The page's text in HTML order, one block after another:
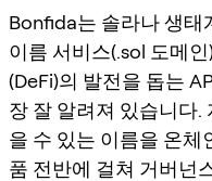
Bonfida는 솔라나 생태
이름 서비스(.sol 도메
(DeFi)의 발전을 돕는
장 잘 알려져 있습니다.
을 수 있는 이름을 온체
품 전반에 걸쳐 거버넌